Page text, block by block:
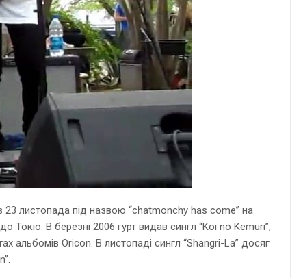
23 листопада під назвою “chatmonchy has come” на
В березні 2006 гурт видав сингл “Koi no Kemuri”,
альбомів Oricon. В листопаді сингл “Shangri-La” досяг